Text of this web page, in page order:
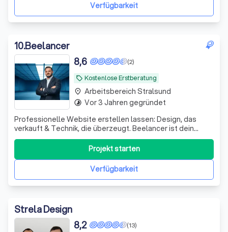
Verfügbarkeit
10.Beelancer
local_offer Kostenlose Erstberatung
(2)
8,6
Professionelle Website erstellen lassen: Design, das
verkauft & Technik, die überzeugt. Beelancer ist dein
strategischer Partner für ganzheitliche Web-Lösungen.
Ich unterstütze Unternehmen dabei, nicht nur im Internet
präsent zu sein, sondern durch eine professionelle
Website aktiv neue Kunden zu g
Verfügbarkeit
Projekt starten
place Arbeitsbereich Stralsund
timelapse Vor 3 Jahren gegründet
Strela Design
(13)
8,2